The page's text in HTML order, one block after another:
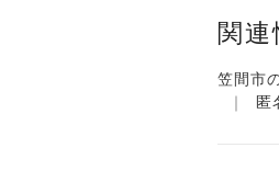
関連
笠間市
匿